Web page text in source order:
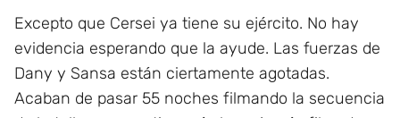
Excepto que Cersei ya tiene su ejército. No hay
evidencia esperando que la ayude. Las fuerzas de
Dany y Sansa están ciertamente agotadas.
Acaban de pasar 55 noches filmando la secuencia